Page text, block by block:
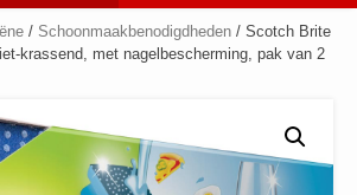
/ Schoonmaakbenodigdheden / Scotch Brite
krassend, met nagelbescherming, pak van 2